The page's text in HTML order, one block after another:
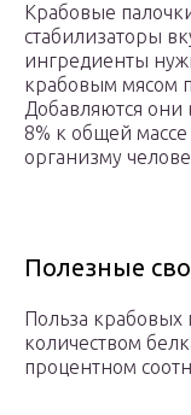
Крабовые
стабилизаторы
ингредиенты
крабовым мясом
Добавляются они
8% к общей
организму
Полезные
Польза крабовых
количеством
процентном